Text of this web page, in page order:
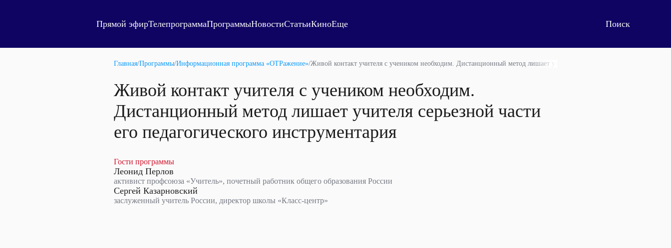
Прямой эфирТелепрограммаПрограммыНовостиСтатьиКиноЕще
Главная/Программы/Информационная программа «ОТРажение»/Живой контакт учителя с учеником необходим. Дистанционный метод лишает учителя серьезной части его
Живой контакт учителя с учеником необходим.
Дистанционный метод лишает учителя серьезной части
его педагогического инструментария
Гости программы
Леонид Перлов
активист профсоюза «Учитель», почетный работник общего образования России
Сергей Казарновский
заслуженный учитель России, директор школы «Класс-центр»